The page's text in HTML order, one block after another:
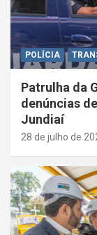
POLÍCIA
Patrulha da
denúncias
Jundiaí
28 de julho de